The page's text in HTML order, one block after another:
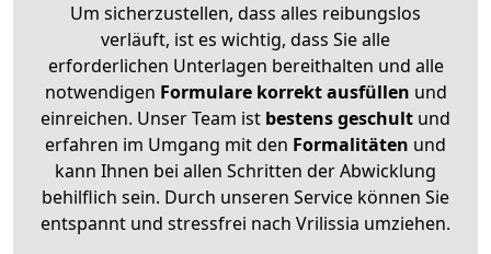
Um sicherzustellen, dass alles reibungslos
verläuft, ist es wichtig, dass Sie alle
erforderlichen Unterlagen bereithalten und alle
notwendigen Formulare korrekt ausfüllen und
einreichen. Unser Team ist bestens geschult und
erfahren im Umgang mit den Formalitäten und
kann Ihnen bei allen Schritten der Abwicklung
behilflich sein. Durch unseren Service können Sie
entspannt und stressfrei nach Vrilissia umziehen.